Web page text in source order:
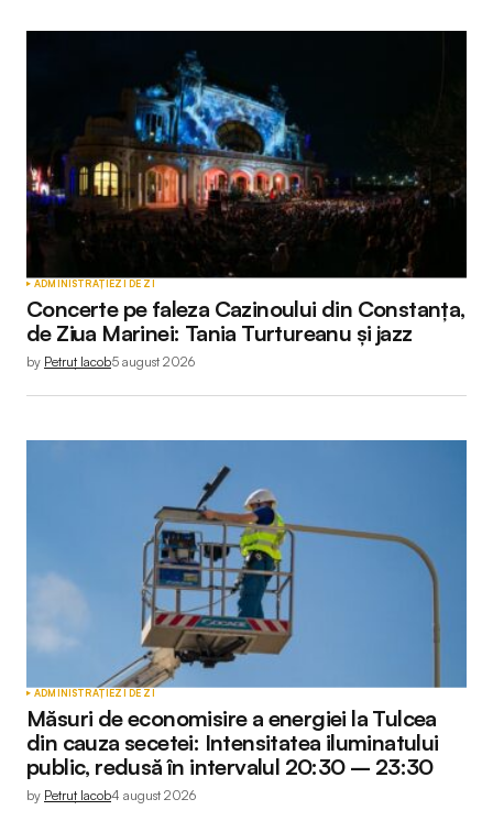
ADMINISTRAȚIEZI DE ZI
Concerte pe faleza Cazinoului din Constanța,
de Ziua Marinei: Tania Turtureanu și jazz
by Petruț Iacob5 august 2026
ADMINISTRAȚIEZI DE ZI
Măsuri de economisire a energiei la Tulcea
din cauza secetei: Intensitatea iluminatului
public, redusă în intervalul 20:30 – 23:30
by Petruț Iacob4 august 2026